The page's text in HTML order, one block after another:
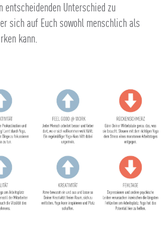
entscheidenden Unterschied zu
sich auf Euch sowohl menschlich als
kann.